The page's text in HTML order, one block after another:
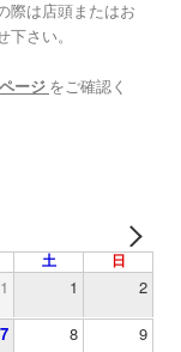
際は店頭またはお
さい。
ージ をご確認く
土 日
1 2
7 8 9